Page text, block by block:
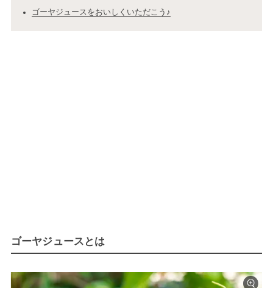
ゴーヤジュースをおいしくいただこう♪
ゴーヤジュースとは